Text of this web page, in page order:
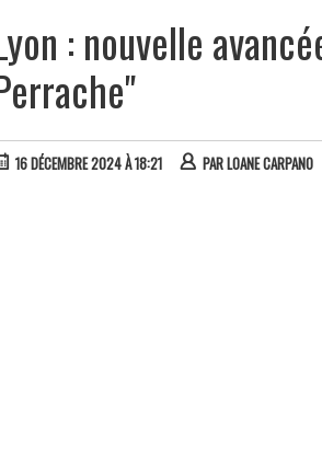
: nouvelle
16 DÉCEMBRE 2024 À 18:21 PARLOANE CARPANO